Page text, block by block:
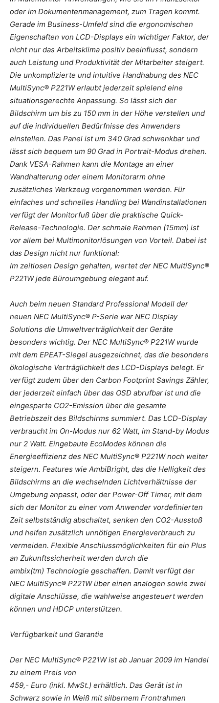
oder im Dokumentenmanagement, zum Tragen kommt.
Gerade im Business-Umfeld sind die ergonomischen
Eigenschaften von LCD-Displays ein wichtiger Faktor, der
nicht nur das Arbeitsklima positiv beeinflusst, sondern
auch Leistung und Produktivität der Mitarbeiter steigert.
Die unkomplizierte und intuitive Handhabung des NEC
MultiSync® P221W erlaubt jederzeit spielend eine
situationsgerechte Anpassung. So lässt sich der
Bildschirm um bis zu 150 mm in der Höhe verstellen und
auf die individuellen Bedürfnisse des Anwenders
einstellen. Das Panel ist um 340 Grad schwenkbar und
lässt sich bequem um 90 Grad in Portrait-Modus drehen.
Dank VESA-Rahmen kann die Montage an einer
Wandhalterung oder einem Monitorarm ohne
zusätzliches Werkzeug vorgenommen werden. Für
einfaches und schnelles Handling bei Wandinstallationen
verfügt der Monitorfuß über die praktische Quick-
Release-Technologie. Der schmale Rahmen (15mm) ist
vor allem bei Multimonitorlösungen von Vorteil. Dabei ist
das Design nicht nur funktional:
Im zeitlosen Design gehalten, wertet der NEC MultiSync®
P221W jede Büroumgebung elegant auf.
Auch beim neuen Standard Professional Modell der
neuen NEC MultiSync® P-Serie war NEC Display
Solutions die Umweltverträglichkeit der Geräte
besonders wichtig. Der NEC MultiSync® P221W wurde
mit dem EPEAT-Siegel ausgezeichnet, das die besondere
ökologische Verträglichkeit des LCD-Displays belegt. Er
verfügt zudem über den Carbon Footprint Savings Zähler,
der jederzeit einfach über das OSD abrufbar ist und die
eingesparte CO2-Emission über die gesamte
Betriebszeit des Bildschirms summiert. Das LCD-Display
verbraucht im On-Modus nur 62 Watt, im Stand-by Modus
nur 2 Watt. Eingebaute EcoModes können die
Energieeffizienz des NEC MultiSync® P221W noch weiter
steigern. Features wie AmbiBright, das die Helligkeit des
Bildschirms an die wechselnden Lichtverhältnisse der
Umgebung anpasst, oder der Power-Off Timer, mit dem
sich der Monitor zu einer vom Anwender vordefinierten
Zeit selbstständig abschaltet, senken den CO2-Ausstoß
und helfen zusätzlich unnötigen Energieverbrauch zu
vermeiden. Flexible Anschlussmöglichkeiten für ein Plus
an Zukunftssicherheit werden durch die
ambix(tm) Technologie geschaffen. Damit verfügt der
NEC MultiSync® P221W über einen analogen sowie zwei
digitale Anschlüsse, die wahlweise angesteuert werden
können und HDCP unterstützen.
Verfügbarkeit und Garantie
Der NEC MultiSync® P221W ist ab Januar 2009 im Handel
zu einem Preis von
459,- Euro (inkl. MwSt.) erhältlich. Das Gerät ist in
Schwarz sowie in Weiß mit silbernem Frontrahmen